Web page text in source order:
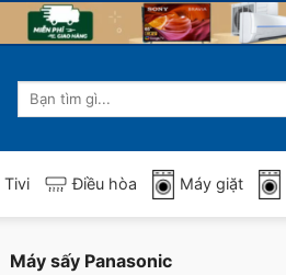
Tìm
kiếm:
Tivi Điều hòa Máy giặt
Máy sấy Panasonic